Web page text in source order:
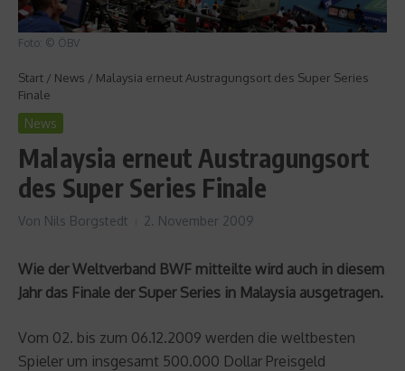
Foto: © ÖBV
Start / News / Malaysia erneut Austragungsort des Super Series
Finale
News
Malaysia erneut Austragungsort
des Super Series Finale
Von Nils Borgstedt 2. November 2009
Wie der Weltverband BWF mitteilte wird auch in diesem
Jahr das Finale der Super Series in Malaysia ausgetragen.
Vom 02. bis zum 06.12.2009 werden die weltbesten
Spieler um insgesamt 500.000 Dollar Preisgeld